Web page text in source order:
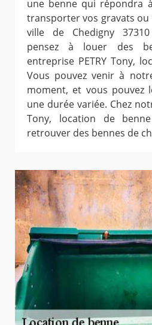
une benne qui répondra
transporter vos gravats ou
ville de Chedigny
pensez à louer des
entreprise PETRY Tony,
Vous pouvez venir à
moment, et vous pouvez
une durée variée. Chez
Tony, location de
retrouver des bennes de